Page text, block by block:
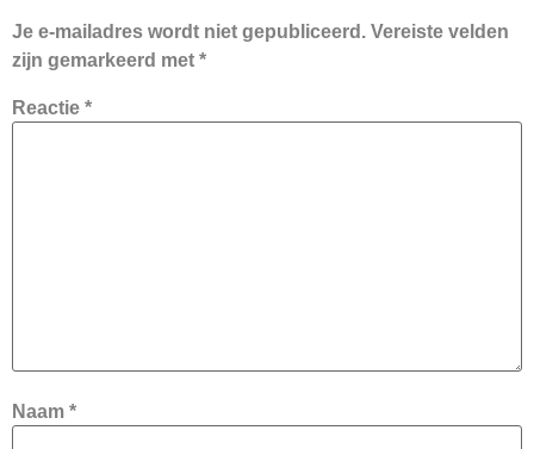
Je e-mailadres wordt niet gepubliceerd. Vereiste velden
zijn gemarkeerd met *
Reactie *
Naam *